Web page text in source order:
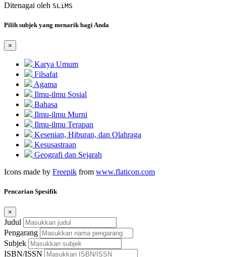
Ditenagai oleh SLiMS
Pilih subjek yang menarik bagi Anda
×
Karya Umum
Filsafat
Agama
Ilmu-ilmu Sosial
Bahasa
Ilmu-ilmu Murni
Ilmu-ilmu Terapan
Kesenian, Hiburan, dan Olahraga
Kesusastraan
Geografi dan Sejarah
Icons made by Freepik from www.flaticon.com
Pencarian Spesifik
×
Judul
Pengarang
Subjek
ISBN/ISSN